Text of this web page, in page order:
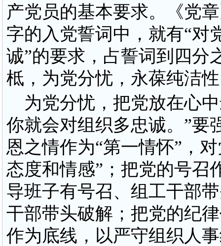
产党员的基本要求。《党
字的入党誓词中，就有“对
诚”的要求，占誓词到四分
柢，为党分忧，永葆纯洁
为党分忧，把党放在心
你就会对组织多忠诚。”要
恩之情作为“第一情怀”，
态度和情感”；把党的号召
导班子有号召、组工干部
干部带头破解；把党的纪
作为底线，以严守组织人